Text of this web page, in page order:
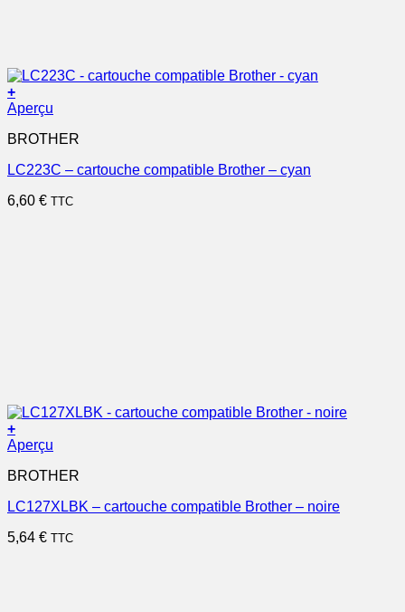
+
Aperçu
BROTHER
LC223C – cartouche compatible Brother – cyan
6,60 € TTC
+
Aperçu
BROTHER
LC127XLBK – cartouche compatible Brother – noire
5,64 € TTC